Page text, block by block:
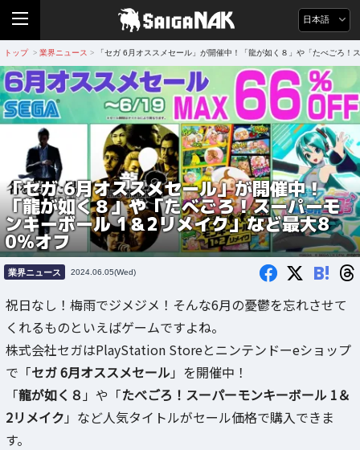
日本語
トップ > 業界ニュース > 「セガ 6月オススメセール」が開催中！「龍が如く８」や「たべごろ
「セガ 6月オススメセール」が開催中！
「龍が如く８」や「たべごろ！スーパーモ
ンキーボール 1＆2リメイク」など最大8
0%オフ
業界ニュース 2024.06.05(Wed) B!
祝日なし！梅雨でジメジメ！そんな6月の憂鬱を忘れさせて
くれるものといえばゲームですよね。
株式会社セガはPlayStation Storeとニンテンドーeショップ
で「セガ 6月オススメセール」を開催中！
「龍が如く８ 」や「たべごろ！スーパーモンキーボール 1＆
2リメイク 」など人気タイトルがセール価格で購入できま
す。